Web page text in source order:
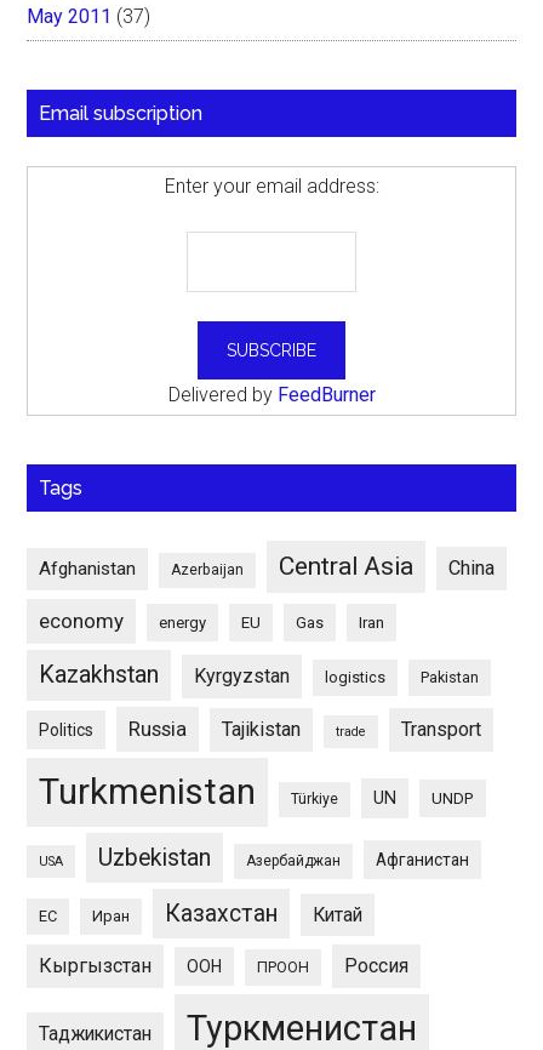
May 2011 (37)
Email subscription
Enter your email address:
Delivered by FeedBurner
Tags
Afghanistan Azerbaijan Central Asia China
economy energy EU Gas Iran
Kazakhstan Kyrgyzstan logistics Pakistan
Politics Russia Tajikistan trade Transport
Turkmenistan Türkiye UN UNDP
USA Uzbekistan Азербайджан Афганистан
ЕС Иран Казахстан Китай
Кыргызстан ООН ПРООН Россия
Таджикистан Туркменистан